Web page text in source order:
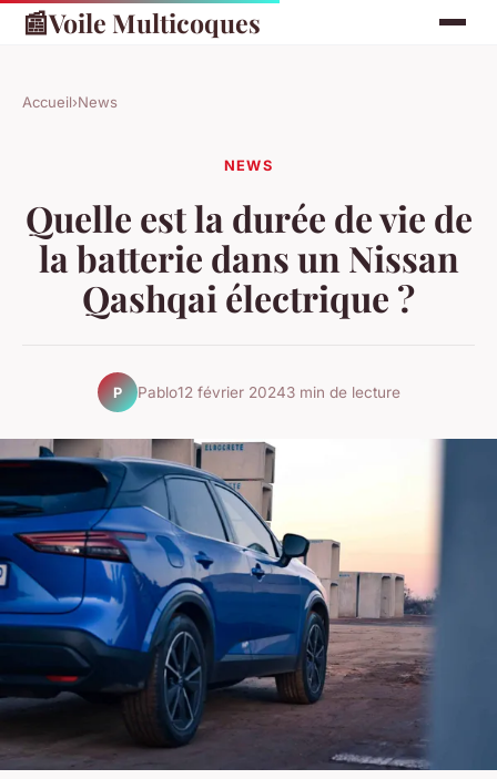
📰Voile Multicoques
Accueil›News
NEWS
Quelle est la durée de vie de
la batterie dans un Nissan
Qashqai électrique ?
P Pablo12 février 20243 min de lecture